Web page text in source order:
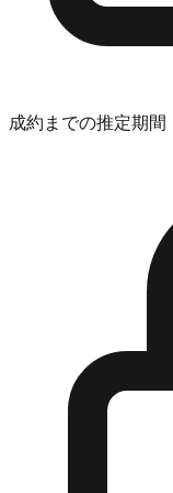
成約までの推定期間